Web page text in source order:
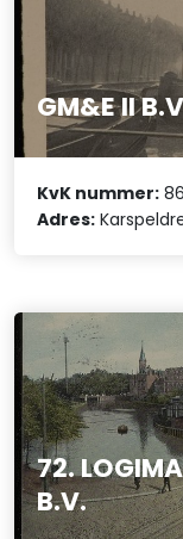
GM&E II
KvK nummer:
Adres:
72.
B.V.